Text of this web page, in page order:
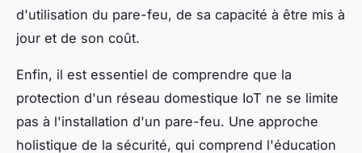
d'utilisation du pare-feu, de sa capacité à être mis à
jour et de son coût.
Enfin, il est essentiel de comprendre que la
protection d'un réseau domestique IoT ne se limite
pas à l'installation d'un pare-feu. Une approche
holistique de la sécurité, qui comprend l'éducation